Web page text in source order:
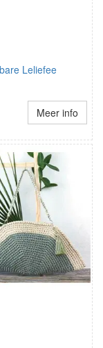
Leliefee
Meer info